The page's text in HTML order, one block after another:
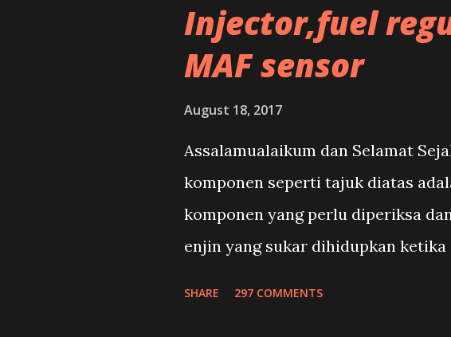
Injector,fuel
MAF sensor
August 18, 2017
Assalamualaikum dan Selamat
komponen seperti tajuk diatas
komponen yang perlu diperiksa
enjin yang sukar dihidupkan
SHARE 297 COMMENTS